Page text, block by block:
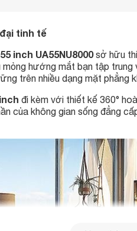
tinh tế
inch UA55NU8000sở hữu
mỏng hướng mắt bạn tập
trên nhiều dạng mặt phẳng
đi kèm với thiết kế 360°
của không gian sống đẳng